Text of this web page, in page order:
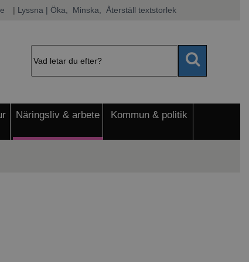
| Lyssna | Öka, Minska, Återställ textstorlek
Näringsliv & arbete Kommun & politik